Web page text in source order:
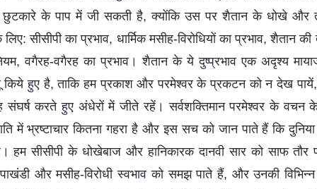
छुटकारे के पाप में जी सकती है, क्योंकि उस पर शैतान के धोखे और
सीसीपी का प्रभाव, धार्मिक मसीह-विरोधियों का प्रभाव, शैतान की
वगैरह-वगैरह का प्रभाव। शैतान के ये दुष्प्रभाव एक अदृश्य
हुए है, ताकि हम प्रकाश और परमेश्वर के प्रकटन को न देख पायें,
करते हुए अंधेरों में जीते रहें। सर्वशक्तिमान परमेश्वर के वचन
में भ्रष्टाचार कितना गहरा है और इस सच को जान पाते हैं कि दुनिया
सीसीपी के धोखेबाज और हानिकारक दानवी सार को साफ तौर
और मसीह-विरोधी स्वभाव को समझ पाते हैं, और उनकी विभिन्न